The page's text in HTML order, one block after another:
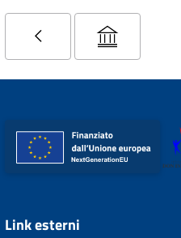
Link esterni